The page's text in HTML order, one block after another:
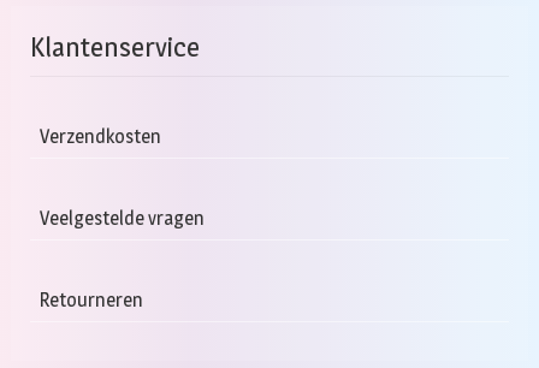
Klantenservice
Verzendkosten
Veelgestelde vragen
Retourneren